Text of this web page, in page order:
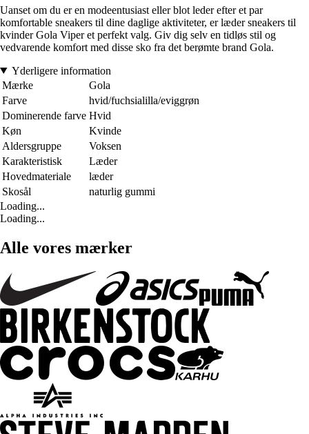
Uanset om du er en modeentusiast eller blot leder efter et par
komfortable sneakers til dine daglige aktiviteter, er læder sneakers til
kvinder Gola Viper et perfekt valg. Giv dig selv en tidløs stil og
vedvarende komfort med disse sko fra det berømte brand Gola.
Yderligere information
Mærke
Gola
Farve
hvid/fuchsialilla/eviggrøn
Dominerende farve Hvid
Køn
Kvinde
Aldersgruppe
Voksen
Karakteristisk
Læder
Hovedmateriale
læder
Skosål
naturlig gummi
Loading...
Loading...
Alle vores mærker